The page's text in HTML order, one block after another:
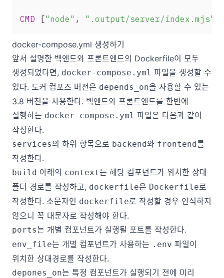
CMD ["node" , ".output/server/index.mjs"
docker-compose.yml 생성하기
앞서 설명한 백엔드와 프론트엔드의 Dockerfile이 모두
생성되었다면, docker-compose.yml 파일을 생성할 수
있다. 도커 컴포즈 버전은 depends_on을 사용할 수 있는
3.8 버전을 사용한다. 백엔드와 프론트엔드를 한번에
실행하는 docker-compose.yml 파일은 다음과 같이
작성한다.
services의 하위 항목으로 backend와 frontend를
작성한다.
build 아래의 context는 해당 컴포넌트가 위치한 상대
폴더 경로를 작성하고, dockerfile은 Dockerfile로
작성한다. 소문자인 dockerfile로 작성할 경우 인식하지
않으니 꼭 대문자로 작성해야 한다.
ports는 개별 컴포넌트가 실행될 포트를 작성한다.
env_file는 개별 컴포넌트가 사용하는 .env 파일이
위치한 상대경로를 작성한다.
depones_on는 특정 컴포넌트가 실행되기 전에 미리